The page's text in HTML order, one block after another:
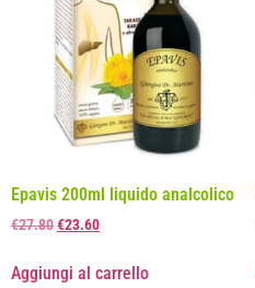
Epavis 200ml liquido analcolico
€27.80€23.60
Aggiungi al carrello